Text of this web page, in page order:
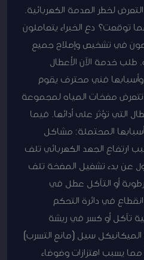
لخطر الصدمة الكهربائية.
توقعت؟ دع الخبراء يتعاملون
في تشخيص وإصلاح جميع
طلب خدمة الآن الأعطال
فني محترف يقوم
مضخات المياه لمجموعة
التي تؤثر على أدائها. فيما
المحتملة: مشاكل
ارتفاع الجهد الكهربائي تلف
عن بدء تشغيل المضخة تلف
أو التآكل عطل في
في دائرة التحكم
تآكل أو كسر في ريشة
سيل (مانع التسرب)
يسبب اهتزازات وضوضاء